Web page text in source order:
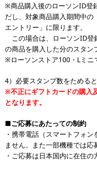
※商品購入後のローソンID登
だし、対象商品購入期間中
エントリー」に限ります。
この場合は、ローソンID登
の商品を購入した分のスタン
※ローソンストア100・Lミニ
4）必要スタンプ数をためる
※不正にギフトカードの購入
となります。
■ご応募にあたっての制約
・携帯電話（スマートフォ
ません。また一部機種では応
・ご応募は日本国内に在住の